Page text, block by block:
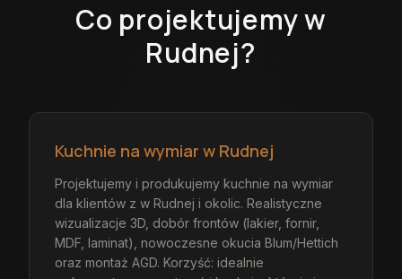
Co projektujemyw
Rudnej?
Kuchnie na wymiar w Rudnej
Projektujemy i produkujemy kuchnie na wymiar
dla klientów z w Rudnej i okolic. Realistyczne
wizualizacje 3D, dobór frontów (lakier, fornir,
MDF, laminat), nowoczesne okucia Blum/Hettich
oraz montaż AGD. Korzyść: idealnie